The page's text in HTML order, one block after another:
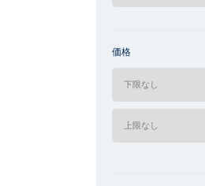
価格